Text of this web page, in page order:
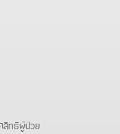
สิทธิผู้ป่วย